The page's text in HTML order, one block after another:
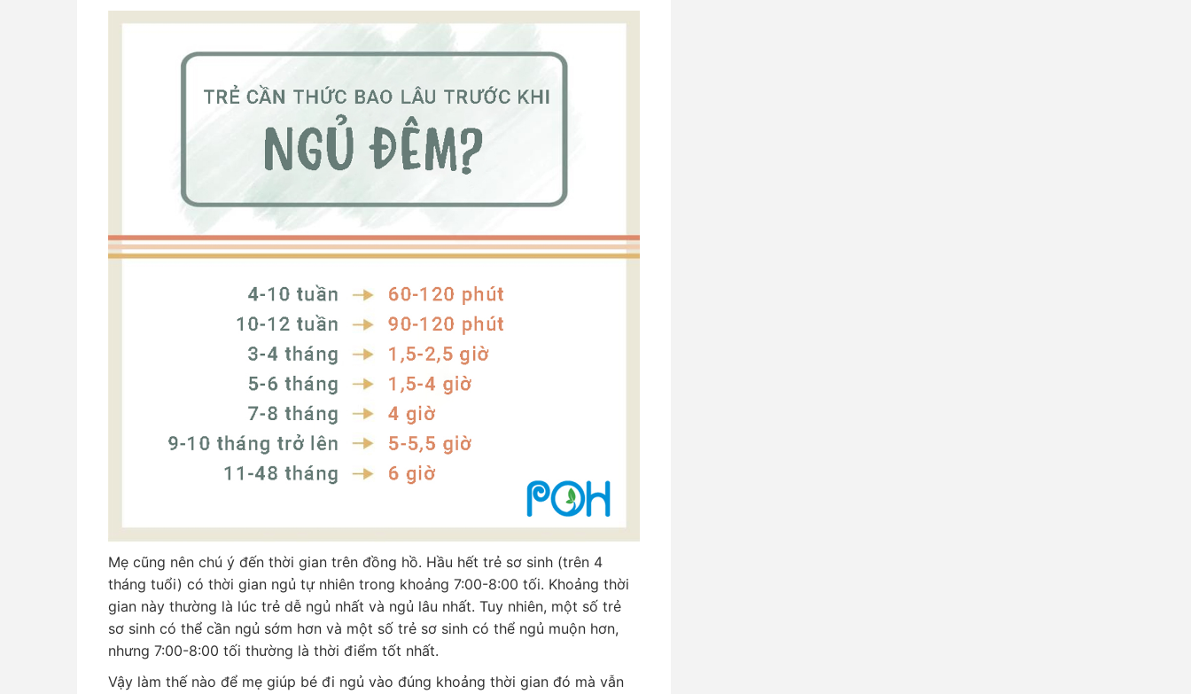
Mẹ cũng nên chú ý đến thời gian trên đồng hồ. Hầu hết trẻ sơ sinh (trên 4
tháng tuổi) có thời gian ngủ tự nhiên trong khoảng 7:00-8:00 tối. Khoảng thời
gian này thường là lúc trẻ dễ ngủ nhất và ngủ lâu nhất. Tuy nhiên, một số trẻ
sơ sinh có thể cần ngủ sớm hơn và một số trẻ sơ sinh có thể ngủ muộn hơn,
nhưng 7:00-8:00 tối thường là thời điểm tốt nhất.
Vậy làm thế nào để mẹ giúp bé đi ngủ vào đúng khoảng thời gian đó mà vẫn